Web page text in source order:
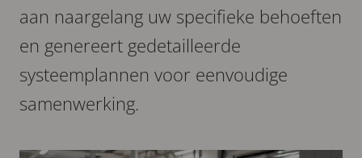
aan naargelang uw specifieke behoeften
en genereert gedetailleerde
systeemplannen voor eenvoudige
samenwerking.